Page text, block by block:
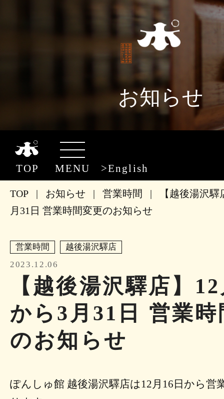
お知らせ
TOP MENU English
TOP お知らせ 営業時間
【越後湯沢
月31日 営業時間変更のお知らせ
営業時間
越後湯沢驛店
2023.12.06
【越後湯沢驛店】
から3月31日 営業時
のお知らせ
ぽんしゅ館 越後湯沢驛店は12月16日から営